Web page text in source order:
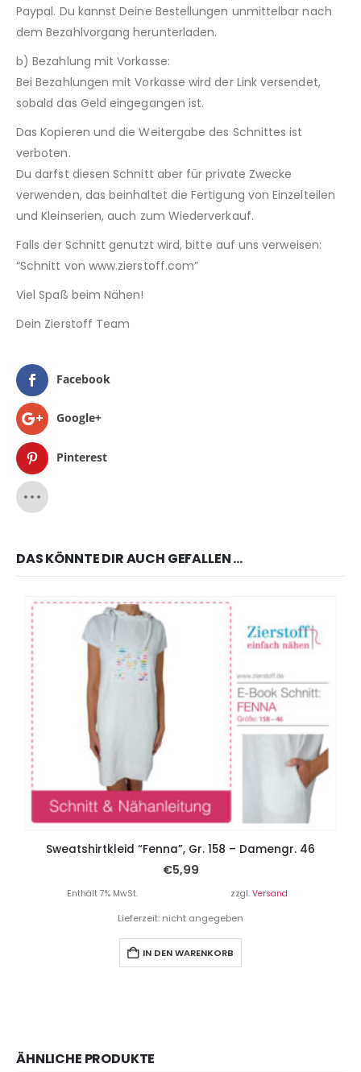
Paypal. Du kannst Deine Bestellungen unmittelbar nach
dem Bezahlvorgang herunterladen.
b) Bezahlung mit Vorkasse:
Bei Bezahlungen mit Vorkasse wird der Link versendet,
sobald das Geld eingegangen ist.
Das Kopieren und die Weitergabe des Schnittes ist
verboten.
Du darfst diesen Schnitt aber für private Zwecke
verwenden, das beinhaltet die Fertigung von Einzelteilen
und Kleinserien, auch zum Wiederverkauf.
Falls der Schnitt genutzt wird, bitte auf uns verweisen:
“Schnitt von www.zierstoff.com”
Viel Spaß beim Nähen!
Dein Zierstoff Team
Facebook
Google+
Pinterest
DAS KÖNNTE DIR AUCH GEFALLEN …
Sweatshirtkleid “Fenna”, Gr. 158 – Damengr. 46
€5,99
Enthält 7% MwSt. zzgl. Versand
Lieferzeit: nicht angegeben
IN DEN WARENKORB
ÄHNLICHE PRODUKTE